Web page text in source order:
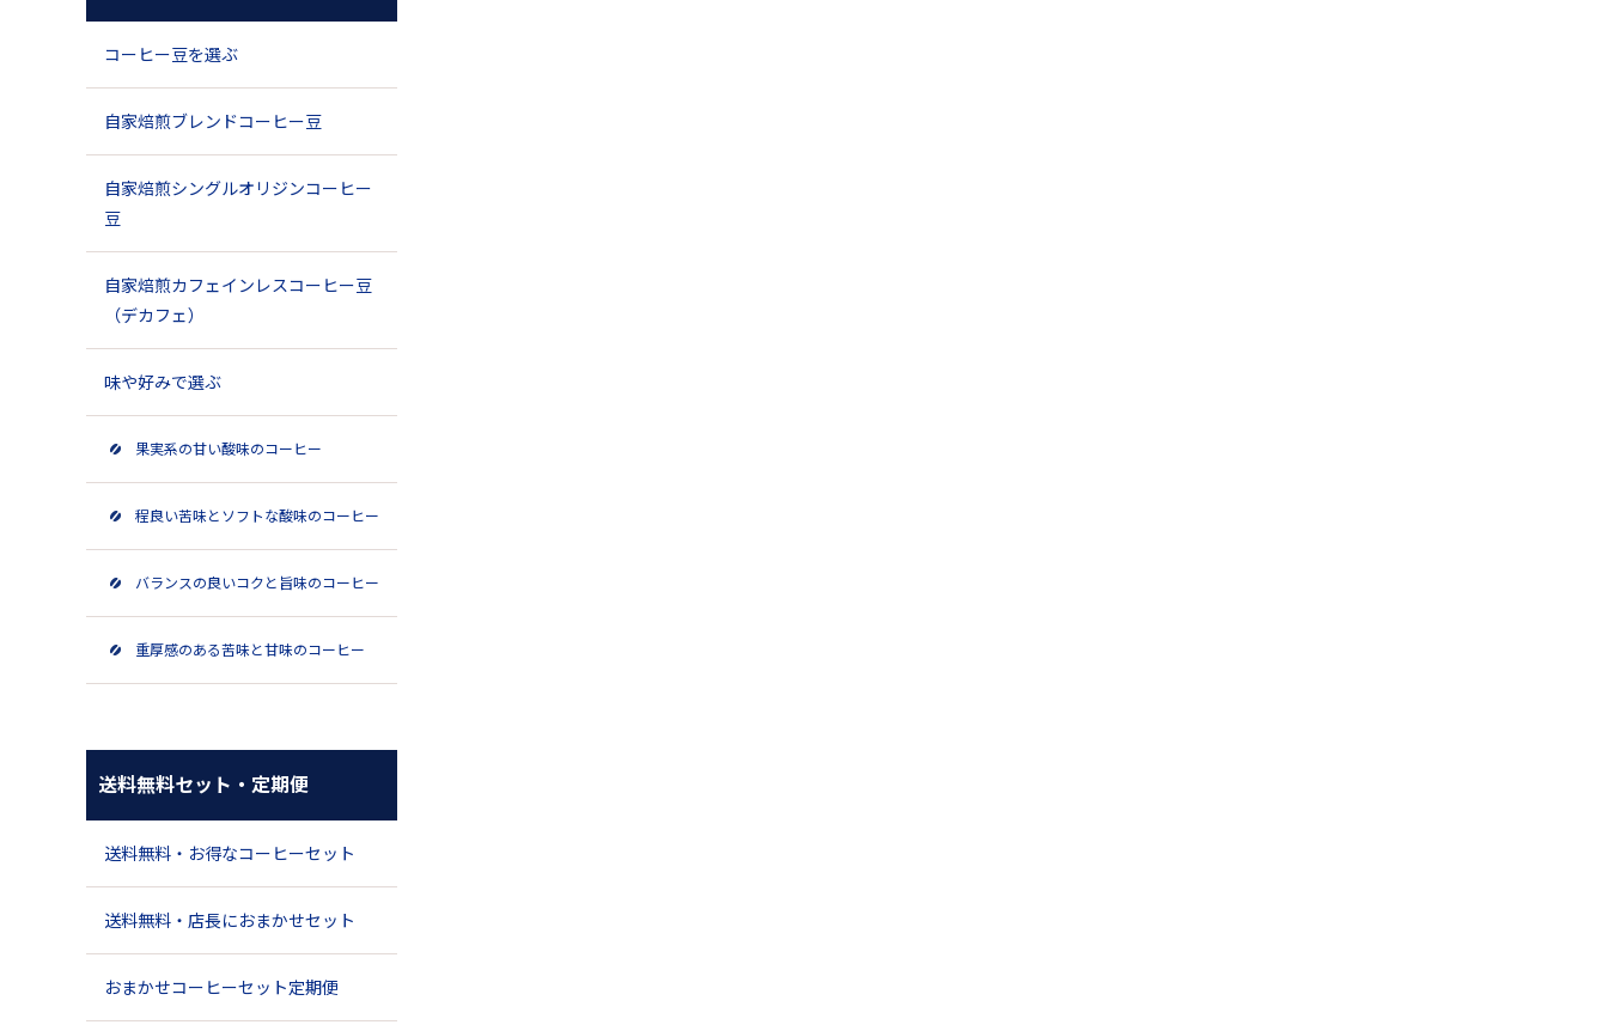
コーヒー豆を選ぶ
自家焙煎ブレンドコーヒー豆
自家焙煎シングルオリジンコーヒー
豆
自家焙煎カフェインレスコーヒー豆
（デカフェ）
味や好みで選ぶ
果実系の甘い酸味のコーヒー
程良い苦味とソフトな酸味のコーヒー
バランスの良いコクと旨味のコーヒー
重厚感のある苦味と甘味のコーヒー
送料無料セット・定期便
送料無料・お得なコーヒーセット
送料無料・店長におまかせセット
おまかせコーヒーセット定期便